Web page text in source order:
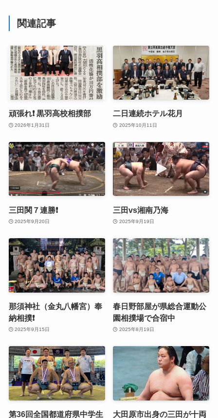
関連記事
頑張れ❗️ 黒羽高校相撲部
2026年1月31日
二日連続ホテル花月
2025年10月11日
三田関７連勝❗️
2025年9月20日
三田vs湘南乃海
2025年9月19日
那須神社（金丸八幡宮）奉
納相撲❗️
2025年9月15日
春日野部屋が県総合運動公
園相撲場で合宿中
2025年8月19日
第36回全国都道府県中学生 大田原市出身の三田が十両